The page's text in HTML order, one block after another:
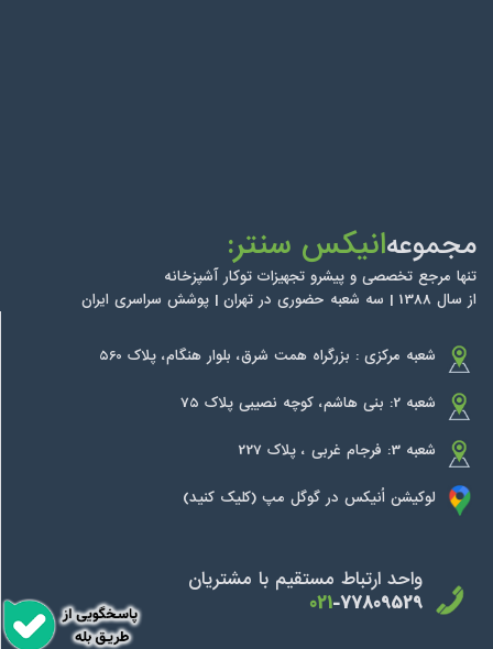
مجموعهانیکس سنتر:
تنها مرجع تخصصی و پیشرو تجهیزات توکار آشپزخانه
از سال 1388 | سه شعبه حضوری در تهران | پوشش سراسری ایران
شعبه مرکزی : بزرگراه همت شرق، بلوار هنگام، پلاک 560
شعبه 2: بنی هاشم، کوچه نصیبی پلاک 75
شعبه 3: فرجام غربی ، پلاک 227
لوکیشن اُنیکس در گوگل مپ (کلیک کنید)
واحد ارتباط مستقیم با مشتریان
021-77809529